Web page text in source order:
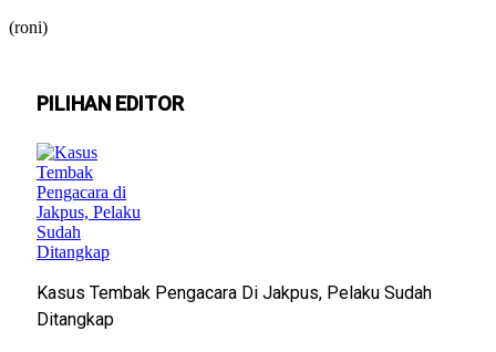
(roni)
PILIHAN EDITOR
Kasus Tembak Pengacara Di Jakpus, Pelaku Sudah
Ditangkap